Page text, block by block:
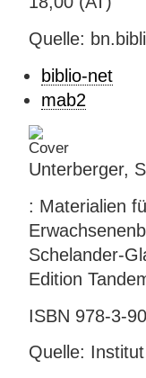
Quelle:
biblio-net
mab2
Unterberger,
: Materialien
Schelander-
Edition
ISBN 978-3-
Quelle: